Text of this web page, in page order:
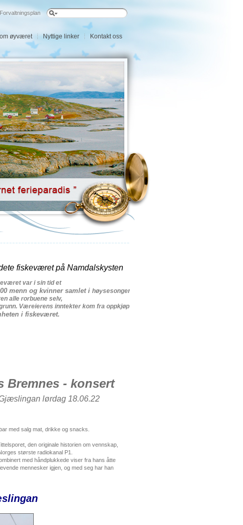
Forvaltningsplan
øyværet Nyttige linker Kontakt oss
fiskeværet på Namdalskysten
var i sin tidet
menn og kvinner samleti høysesongen
alle rorbuene selv,
. Væreierens inntekter kom fra oppkjøp
i fiskeværet.
Bremnes - konsert
lørdag 18.06.22
med salg mat, drikke og snacks.
den originale historien om vennskap,
største radiokanal P1.
med håndplukkede viser fra hans åtte
mennesker igjen, og med seg har han